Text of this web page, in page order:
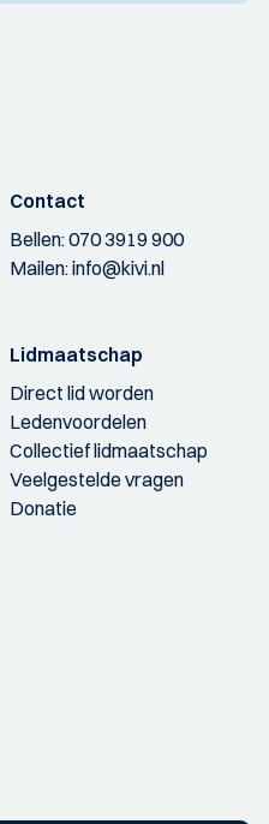
Contact
Bellen:070 3919 900
Mailen:info@kivi.nl
Lidmaatschap
Direct lid worden
Ledenvoordelen
Collectief lidmaatschap
Veelgestelde vragen
Donatie